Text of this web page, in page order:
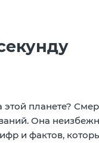
планете?
Она
и фактов,